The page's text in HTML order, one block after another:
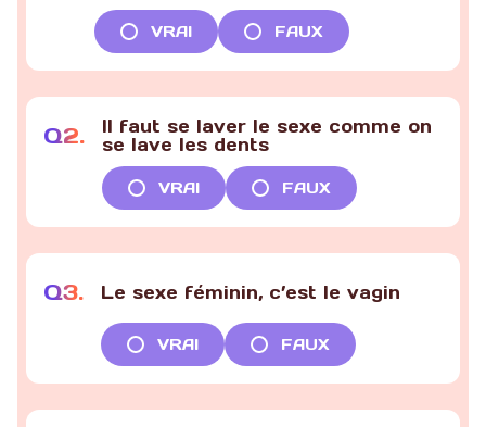
VRAI FAUX
Q2.
Il faut se laver le sexe comme on
se lave les dents
VRAI FAUX
Q3. Le sexe féminin, c’est le vagin
VRAI FAUX